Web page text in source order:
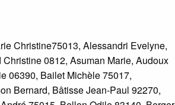
Christine75013, Alessandri Evelyne,
0812, Asuman Marie, Audoux
06390, Bailet Michèle 75017,
Bernard, Bâtisse Jean-Paul 92270,